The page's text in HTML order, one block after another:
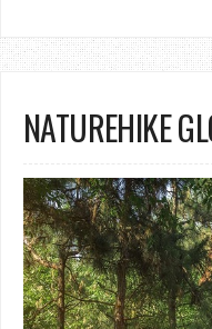
NATUREHIKE